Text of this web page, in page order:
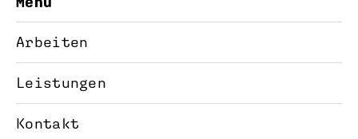
Arbeiten
Leistungen
Kontakt